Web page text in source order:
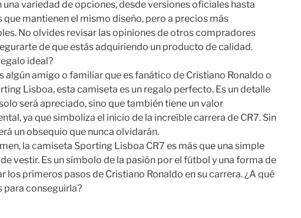
una variedad de opciones, desde versiones oficiales hasta
que mantienen el mismo diseño, pero a precios más
No olvides revisar las opiniones de otros compradores
de que estás adquiriendo un producto de calidad.
ideal?
algún amigo o familiar que es fanático de Cristiano Ronaldo o
Lisboa, esta camiseta es un regalo perfecto. Es un detalle
será apreciado, sino que también tiene un valor
ya que simboliza el inicio de la increíble carrera de CR7. Sin
un obsequio que nunca olvidarán.
la camiseta Sporting Lisboa CR7 es más que una simple
vestir. Es un símbolo de la pasión por el fútbol y una forma de
los primeros pasos de Cristiano Ronaldo en su carrera. ¿A qué
para conseguirla?